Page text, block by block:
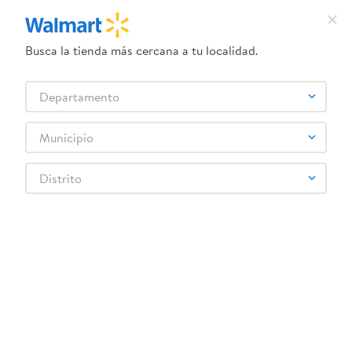
Selecciona tu tienda
Atras
Busca la tienda más cercana a tu localidad.
Departamento
Municipio
Distrito